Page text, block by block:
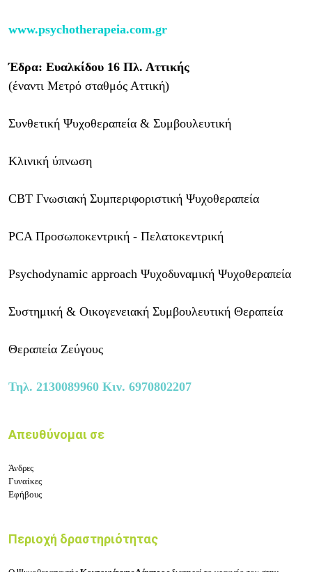
www.psychotherapeia.com.gr
Έδρα: Ευαλκίδου 16 Πλ. Αττικής
(έναντι Μετρό σταθμός Αττική)
Συνθετική Ψυχοθεραπεία & Συμβουλευτική
Κλινική ύπνωση
CBT Γνωσιακή Συμπεριφοριστική Ψυχοθεραπεία
PCA Προσωποκεντρική - Πελατοκεντρική
Psychodynamic approach Ψυχοδυναμική Ψυχοθεραπεία
Συστημική & Οικογενειακή Συμβουλευτική Θεραπεία
Θεραπεία Ζεύγους
Τηλ. 2130089960 Κιν. 6970802207
Απευθύνομαι σε
Άνδρες
Γυναίκες
Εφήβους
Περιοχή δραστηριότητας